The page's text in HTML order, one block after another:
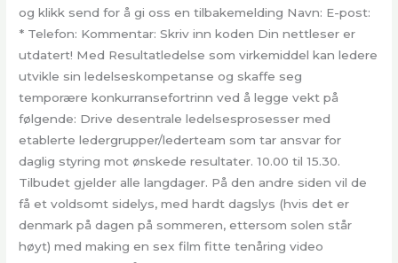
og klikk send for å gi oss en tilbakemelding Navn: E-post:
* Telefon: Kommentar: Skriv inn koden Din nettleser er
utdatert! Med Resultatledelse som virkemiddel kan ledere
utvikle sin ledelseskompetanse og skaffe seg
temporære konkurransefortrinn ved å legge vekt på
følgende: Drive desentrale ledelsesprosesser med
etablerte ledergrupper/lederteam som tar ansvar for
daglig styring mot ønskede resultater. 10.00 til 15.30.
Tilbudet gjelder alle langdager. På den andre siden vil de
få et voldsomt sidelys, med hardt dagslys (hvis det er
denmark på dagen på sommeren, ettersom solen står
høyt) med making en sex film fitte tenåring video